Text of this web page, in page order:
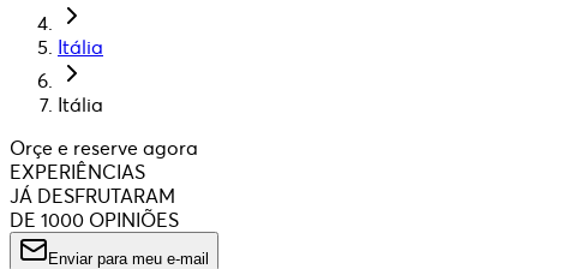
Itália
Itália
Orçe e reserve agora
EXPERIÊNCIAS
JÁ DESFRUTARAM
DE 1000 OPINIÕES
Enviar para meu e-mail